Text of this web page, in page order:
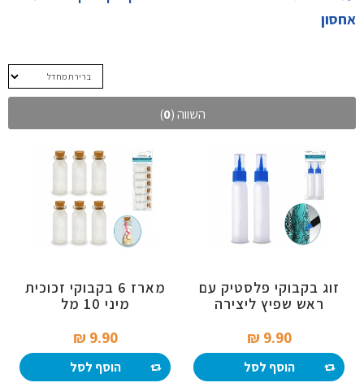
אחסון
השווה (0
)
זוג בקבוקי פלסטיק עם
ראש שפיץ ליצירה
9.90 ₪‎
הוסף לסל
מארז 6 בקבוקי זכוכית
מיני 10 מל
9.90 ₪‎
הוסף לסל